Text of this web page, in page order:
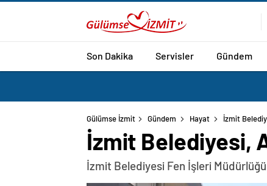
Son Dakika Servisler Gündem
Gülümse İzmit Gündem Hayat İzmit
İzmit Belediyesi,
İzmit Belediyesi Fen İşleri